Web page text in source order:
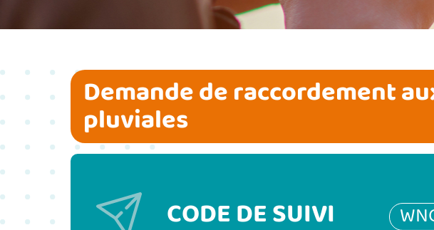
Demande de raccordement
pluviales
CODE DE SUIVI